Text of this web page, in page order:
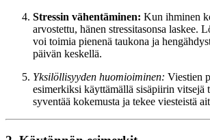
Stressin vähentäminen: Kun ihminen
arvostettu, hänen stressitasonsa laskee.
voi toimia pienenä taukona ja
päivän keskellä.
Yksilöllisyyden huomioiminen: Viestien
esimerkiksi käyttämällä sisäpiirin vitsejä
syventää kokemusta ja tekee viesteistä